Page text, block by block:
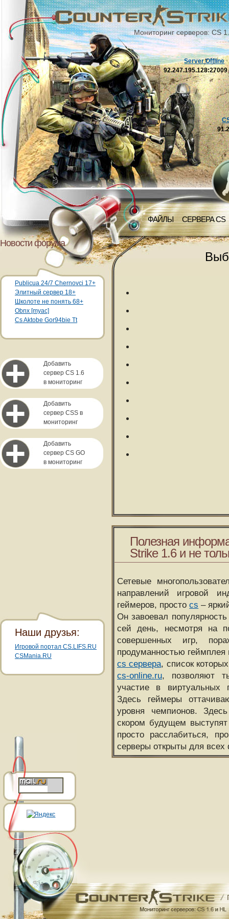
Мониторинг серверов: CS
ФАЙЛЫ СЕРВЕРА CS
Server Offline
92.247.195.128:27009
Новости форума
Publicua 24/7 Chernovci 17+
Элитный сервер 18+
Школоте не понять 68+
Obnx [myac]
Cs Aktobe Gor94bie Tt
Добавить
сервер CS 1.6
в мониторинг
Добавить
сервер CSS в
мониторинг
Добавить
сервер CS GO
в мониторинг
Полезная
Strike 1.6 и не
Сетевые
направлений игровой
геймеров, простоcs –
Он завоевал
сей день, несмотря на
совершенных игр,
продуманностью
cs сервера, список
cs-online.ru, позволяют
участие в виртуальных
Здесь геймеры
уровня чемпионов.
скором будущем
просто расслабиться,
серверы открыты для всех
Наши друзья:
Игровой портал CS.LIFS.RU
CSMania.RU